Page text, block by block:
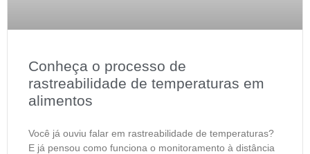
Conheça o processo de
rastreabilidade de temperaturas em
alimentos
Você já ouviu falar em rastreabilidade de temperaturas?
E já pensou como funciona o monitoramento à distância